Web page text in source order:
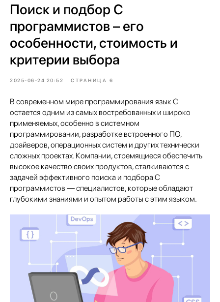
Поиск и подбор С
программистов – его
особенности, стоимость и
критерии выбора
2025-06-24 20:52 СТРАНИЦА 6
В современном мире программирования язык С
остается одним из самых востребованных и широко
применяемых, особенно в системном
программировании, разработке встроенного ПО,
драйверов, операционных систем и других технически
сложных проектах. Компании, стремящиеся обеспечить
высокое качество своих продуктов, сталкиваются с
задачей эффективного поиска и подбора C
программистов — специалистов, которые обладают
глубокими знаниями и опытом работы с этим языком.